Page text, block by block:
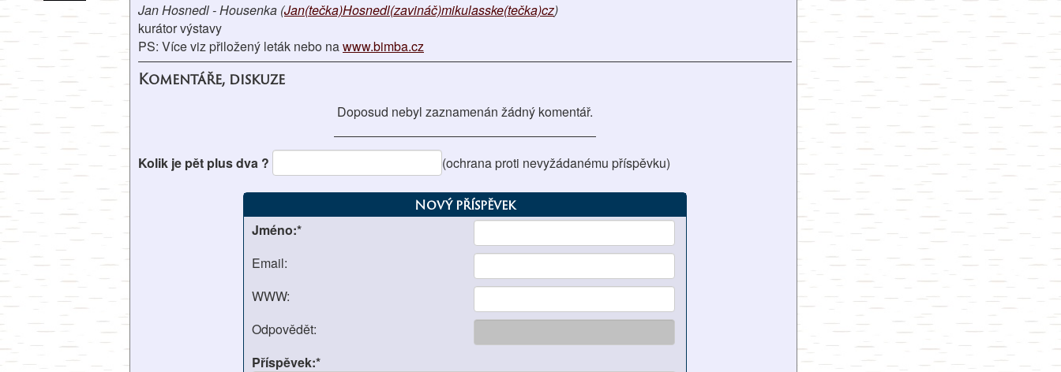
Jan Hosnedl - Housenka (Jan(tečka)Hosnedl(zavináč)mikulasske(tečka)cz)
kurátor výstavy
PS: Více viz přiložený leták nebo nawww.bimba.cz
Komentáře, diskuze
Doposud nebyl zaznamenán žádný komentář.
Kolik je pět plus dva ? (ochrana proti nevyžádanému příspěvku)
Nový příspěvek
Jméno:*
Email:
WWW:
Odpovědět:
Příspěvek:*